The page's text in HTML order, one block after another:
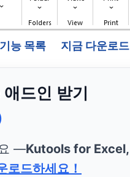
능 목록 지금 다운로드
드인 받기
—Kutools for Excel,
로드하세요！